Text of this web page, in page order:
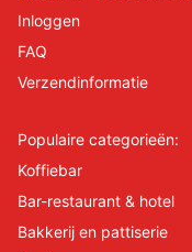
Inloggen
FAQ
Verzendinformatie
Populaire categorieën:
Koffiebar
Bar-restaurant & hotel
Bakkerij en pattiserie